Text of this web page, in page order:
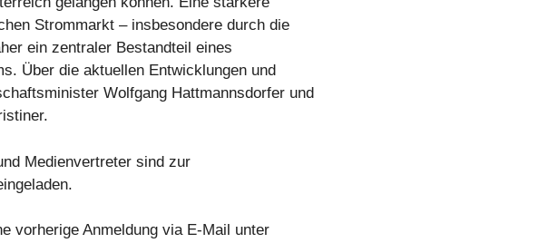
Strommarkt – insbesondere durch die
ein zentraler Bestandteil eines
Über die aktuellen Entwicklungen und
Wolfgang Hattmannsdorfer und
Medienvertreter sind zur
vorherige Anmeldung via E-Mail unter